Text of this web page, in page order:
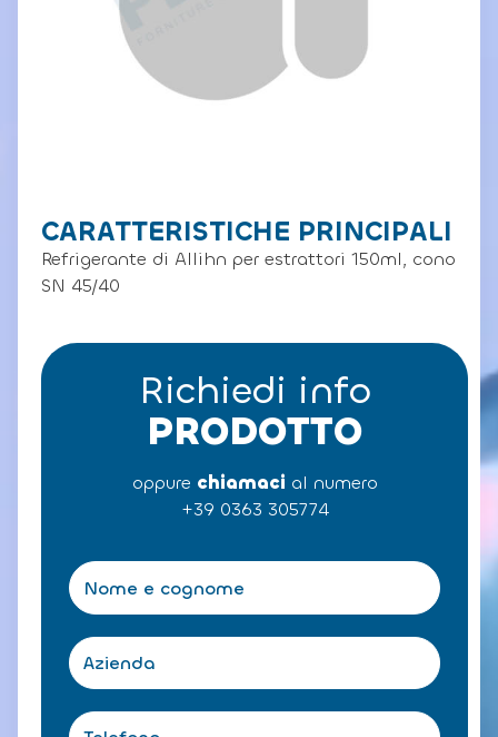
CARATTERISTICHE PRINCIPALI
Refrigerante di Allihn per estrattori 150ml, cono
SN 45/40
Richiedi info
PRODOTTO
oppure chiamaci al numero
+39 0363 305774
N
o
m
e
e
c
g
A
z
e
T